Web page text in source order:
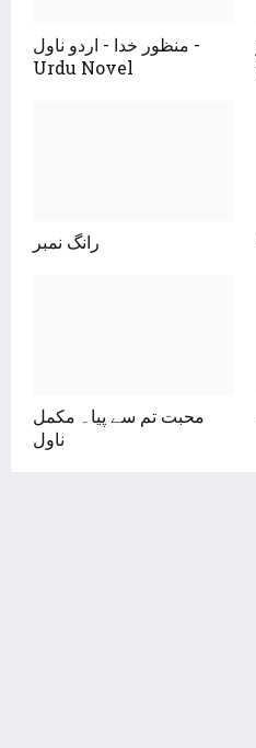
منظور خدا - اردو ناول -
Urdu Novel
رانگ نمبر
محبت تم سے پیا۔ مکمل
ناول